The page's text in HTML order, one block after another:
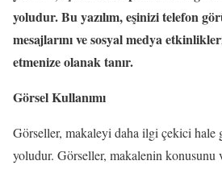
yoludur. Bu yazılım, eşinizi telefon
mesajlarını ve sosyal medya
etmenize olanak tanır.
Görsel Kullanımı
Görseller, makaleyi daha ilgi çekici hale
yoludur. Görseller, makalenin konusunu